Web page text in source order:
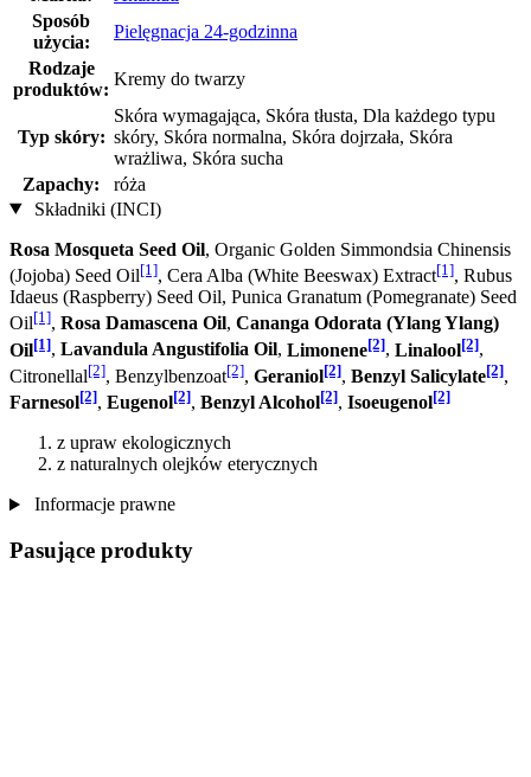
Sposób
użycia:
Pielęgnacja 24-godzinna
Rodzaje
produktów:
Kremy do twarzy
Typ skóry:
Skóra wymagająca, Skóra tłusta, Dla każdego typu
skóry, Skóra normalna, Skóra dojrzała, Skóra
wrażliwa, Skóra sucha
Zapachy:
róża
Składniki (INCI)
Rosa Mosqueta Seed Oil, Organic Golden Simmondsia Chinensis
(Jojoba) Seed Oil[1], Cera Alba (White Beeswax) Extract[1], Rubus
Idaeus (Raspberry) Seed Oil, Punica Granatum (Pomegranate) Seed
Oil[1], Rosa Damascena Oil, Cananga Odorata (Ylang Ylang)
Oil[1], Lavandula Angustifolia Oil, Limonene[2], Linalool[2],
Citronellal[2], Benzylbenzoat[2], Geraniol[2], Benzyl Salicylate[2],
Farnesol[2], Eugenol[2], Benzyl Alcohol[2], Isoeugenol[2]
z upraw ekologicznych
z naturalnych olejków eterycznych
Informacje prawne
Pasujące produkty